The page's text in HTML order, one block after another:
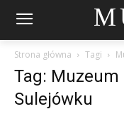
Strona główna Tagi
Tag: Muzeum
Sulejówku